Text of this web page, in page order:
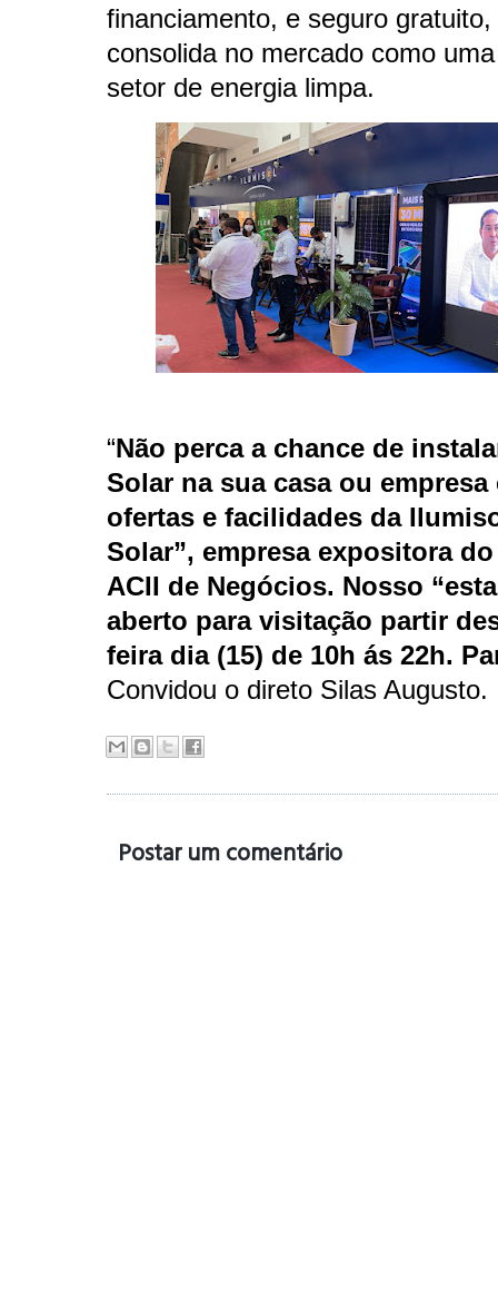
financiamento, e seguro
consolida no mercado como
setor de energia limpa.
“Não perca a chance de
Solar na sua casa ou empresa
ofertas e facilidades da
Solar”, empresa expositora
ACII de Negócios. Nosso
aberto para visitação partir
feira dia (15) de 10h ás 22h.
Convidou o direto Silas Augusto.
Postar um comentário